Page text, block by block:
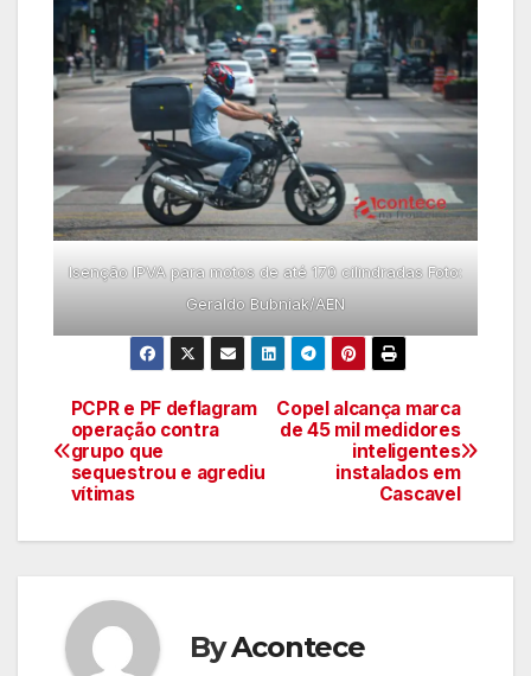
Isenção IPVA para motos de até 170 cilindradas Foto:
Geraldo Bubniak/AEN
Navegação
de
Copel alcança marca
de 45 mil medidores
inteligentes
instalados em
Cascavel
PCPR e PF deflagram
operação contra
grupo que
sequestrou e agrediu
vítimas
ByAcontece